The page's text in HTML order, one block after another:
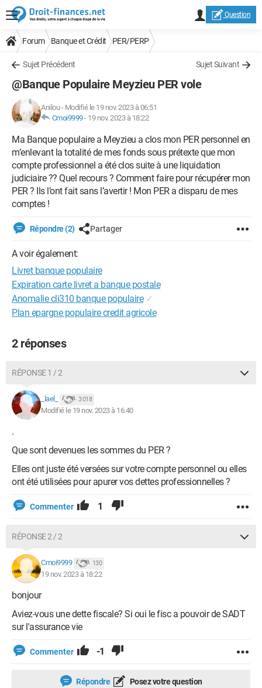
Question
Forum Banque et Crédit PER/PERP
Sujet Précédent Sujet Suivant
@Banque Populaire Meyzieu PER vole
Anilou- Modifié le 19 nov. 2023 à 06:51
Cmoi9999- 19 nov. 2023 à 18:22
Ma Banque populaire a Meyzieu a clos mon PER personnel en
m’enlevant la totalité de mes fonds sous prétexte que mon
compte professionnel a été clos suite à une liquidation
judiciaire ?? Quel recours ? Comment faire pour récupérer mon
PER ? Ils l’ont fait sans l’avertir ! Mon PER a disparu de mes
comptes !
Répondre (2) Partager
A voir également:
Livret banque populaire
Expiration carte livret a banque postale
Anomalie cli310 banque populaire ✓
Plan epargne populaire credit agricole
2 réponses
RÉPONSE 1 / 2
_lael_ 3 018
Modifié le 19 nov. 2023 à 16:40
.
Que sont devenues les sommes du PER ?
Elles ont juste été versées sur votre compte personnel ou elles
ont été utilisées pour apurer vos dettes professionnelles ?
Commenter 1
RÉPONSE 2 / 2
Cmoi9999 130
19 nov. 2023 à 18:22
bonjour
Aviez-vous une dette fiscale? Si oui le fisc a pouvoir de SADT
sur l'assurance vie
Commenter -1
Répondre Posez votre question